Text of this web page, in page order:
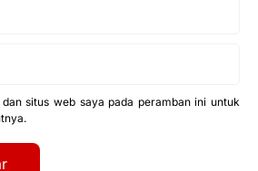
situs web saya pada peramban ini untuk